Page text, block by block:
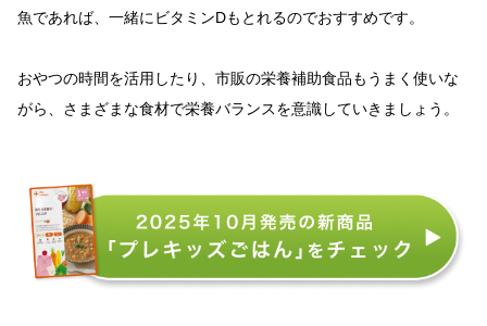
魚であれば、一緒にビタミンDもとれるのでおすすめです。
おやつの時間を活用したり、市販の栄養補助食品もうまく使いな
がら、さまざまな食材で栄養バランスを意識していきましょう。